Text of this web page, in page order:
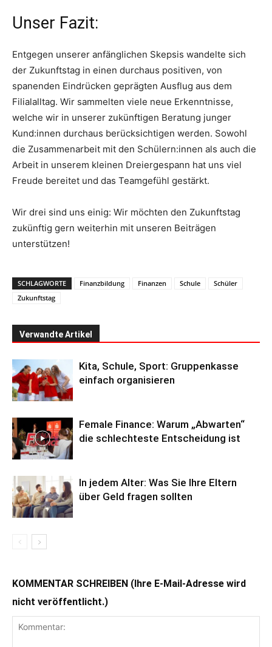
Unser Fazit:
Entgegen unserer anfänglichen Skepsis wandelte sich
der Zukunftstag in einen durchaus positiven, von
spanenden Eindrücken geprägten Ausflug aus dem
Filialalltag. Wir sammelten viele neue Erkenntnisse,
welche wir in unserer zukünftigen Beratung junger
Kund:innen durchaus berücksichtigen werden. Sowohl
die Zusammenarbeit mit den Schülern:innen als auch die
Arbeit in unserem kleinen Dreiergespann hat uns viel
Freude bereitet und das Teamgefühl gestärkt.
Wir drei sind uns einig: Wir möchten den Zukunftstag
zukünftig gern weiterhin mit unseren Beiträgen
unterstützen!
SCHLAGWORTE Finanzbildung Finanzen Schule
Schüler
Zukunftstag
Verwandte Artikel
Kita, Schule, Sport: Gruppenkasse
einfach organisieren
Female Finance: Warum „Abwarten“
die schlechteste Entscheidung ist
In jedem Alter: Was Sie Ihre Eltern
über Geld fragen sollten
KOMMENTAR SCHREIBEN (Ihre E-Mail-Adresse wird
nicht veröffentlicht.)